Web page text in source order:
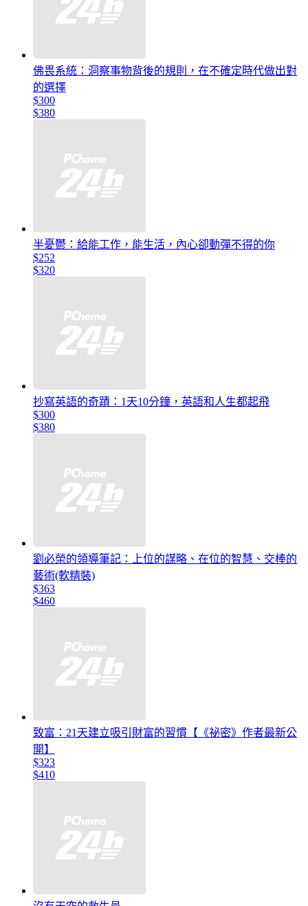
佛畏系統：洞察事物背後的規則，在不確定時代做出對
的選擇
$300
$380
半憂鬱：給能工作，能生活，內心卻動彈不得的你
$252
$320
抄寫英語的奇蹟：1天10分鐘，英語和人生都起飛
$300
$380
劉必榮的領導筆記：上位的謀略、在位的智慧、交棒的
藝術(軟精裝)
$363
$460
致富：21天建立吸引財富的習慣【《祕密》作者最新公
開】
$323
$410